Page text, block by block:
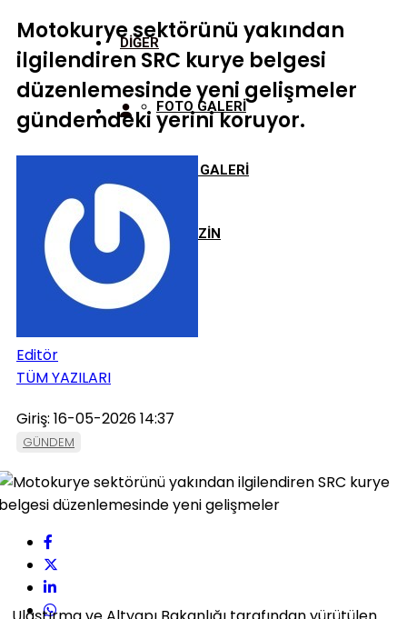
DİĞER
FOTO GALERİ
VİDEO GALERİ
MAGAZİN
Motokurye sektörünü yakından
ilgilendiren SRC kurye belgesi
düzenlemesinde yeni gelişmeler
gündemdeki yerini koruyor.
Editör
TÜM YAZILARI
Giriş: 16-05-2026 14:37
GÜNDEM